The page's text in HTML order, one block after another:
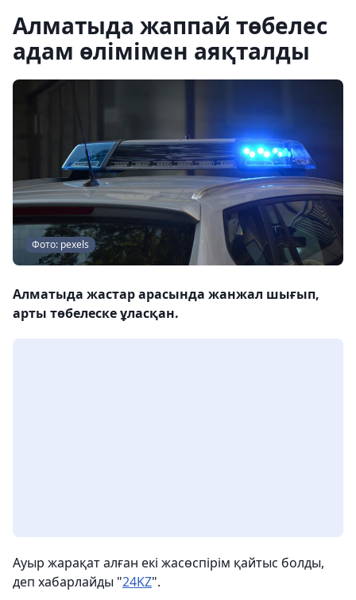
Алматыда жаппай төбелес
адам өлімімен аяқталды
Фото: pexels
Алматыда жастар арасында жанжал шығып,
арты төбелеске ұласқан.
Ауыр жарақат алған екі жасөспірім қайтыс болды,
деп хабарлайды "24KZ".